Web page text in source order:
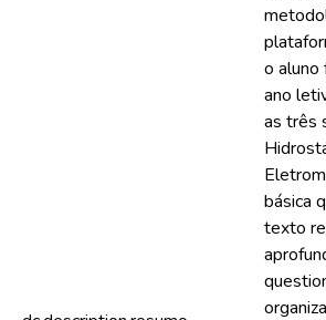
o aluno
ano
as três
básica
texto